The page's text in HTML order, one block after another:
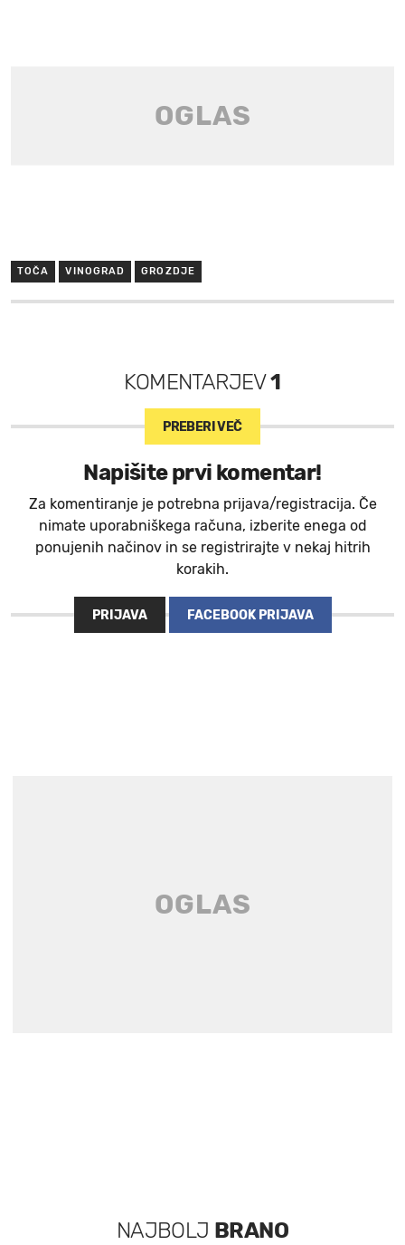
TOČA VINOGRAD GROZDJE
KOMENTARJEV1
PREBERI VEČ
Napišite prvi komentar!
Za komentiranje je potrebna prijava/registracija. Če
nimate uporabniškega računa, izberite enega od
ponujenih načinov in se registrirajte v nekaj hitrih
korakih.
PRIJAVA FACEBOOK PRIJAVA
NAJBOLJ BRANO